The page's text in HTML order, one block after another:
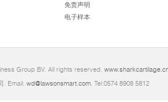
免责声明
电子样本
Group BV. All rights reserved.
. Email: wd@lawsonsmart.com. Tel:0574 8908 5812